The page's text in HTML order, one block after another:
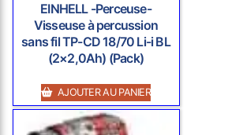
EINHELL -Perceuse-
Visseuse à percussion
sans fil TP-CD 18/70 Li-i BL
(2×2,0Ah) (Pack)
AJOUTER AU PANIER